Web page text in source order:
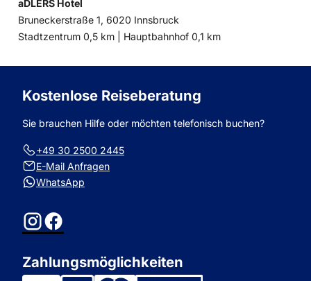
aDLERS Hotel
Bruneckerstraße 1, 6020 Innsbruck
Entfernung
Stadtzentrum 0,5 km | Entfernung
Hauptbahnhof 0,1 km
Kostenlose Reiseberatung
Sie brauchen Hilfe oder möchten telefonisch buchen?
+49 30 2500 2445
E-Mail Anfragen
WhatsApp
InstagramFacebook
Zahlungsmöglichkeiten